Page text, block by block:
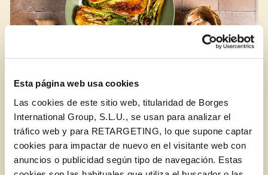
Esta página web usa cookies
Las cookies de este sitio web, titularidad de Borges
International Group, S.L.U., se usan para analizar el
tráfico web y para RETARGETING, lo que supone captar
cookies para impactar de nuevo en el visitante web con
anuncios o publicidad según tipo de navegación. Estas
Best Bok Choy Recipe
VEGETABLES LUNCH OR DINNER VEGETARIAN
RECIPE